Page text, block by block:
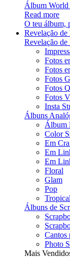
Álbum
Read more
O teu álbum,
Revelação de
Revelação de
Fotos
Fotos
Fotos
Fotos
Fotos
Insta
Álbuns
Álbum
Color
Em
Em
Em
Floral
Glam
Pop
Tropical
Álbuns de
Cantos
Photo
Mais